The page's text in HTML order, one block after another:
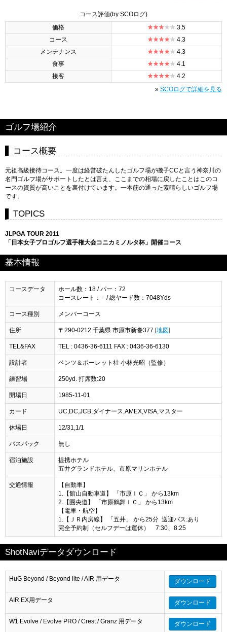
コース評価(by SCOログ)
価格
3.5
コース
4.3
メンテナンス
4.3
食事
4.1
接客
4.2
» SCOログで詳細を見る
ゴルフ場紹介
コース概要
元祖高級接待コース。一度は経営破たんしたゴルフ場が磯子CCと言う神奈川の
名門ゴルフ場がサポートしたとは言え、ここまでの相場に戻したことはこのコ
ースの資質が高いことを裏付けています。一本筋の通った素晴らしいゴルフ場
です。
TOPICS
JLPGA TOUR 2011
「日本女子プロゴルフ選手権大会コニカミノルタ杯」開催コース
基本情報
コースデータ
ホール数：18 / パー：72
コースレート：-- / 総ヤード数：7048Yds
コース種別 メンバーコース
住所 〒290-0212 千葉県 市原市新巻377 [地図]
TEL&FAX TEL : 0436-36-6111 FAX : 0436-36-6130
設計者 ベンツ＆ポーレット社 小林光昭（監修）
練習場 250yd. 打席数:20
開場日 1985-11-01
カード UC,DC,JCB,ダイナース,AMEX,VISA,マスター
休場日 12/31,1/1
バスパック 無し
宿泊施設
提携ホテル
五井グランドホテル、市原マリンホテル
交通情報
【自動車】
1.【館山自動車道】 「市原ＩＣ」 から13km
2.【圏央道】 「市原鶴舞ＩＣ」 から13km
【電車・航空】
1.【ＪＲ内房線】 「五井」 から25分 送迎バス:あり
完全予約制（セルフデーは運休） 7:30、8:25
ShotNaviデータダウンロード
HuG Beyond / Beyond lite / AIR 用データ ダウンロード
AIR EX用データ ダウンロード
W1 Evolve / Evolve PRO / Crest / Granz 用データ ダウンロード